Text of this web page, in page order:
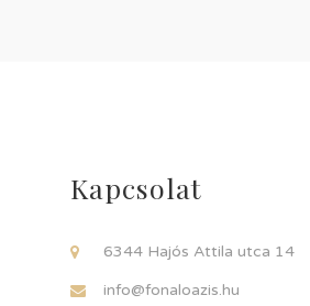
Kapcsolat
6344 Hajós Attila utca 14
info@fonaloazis.hu